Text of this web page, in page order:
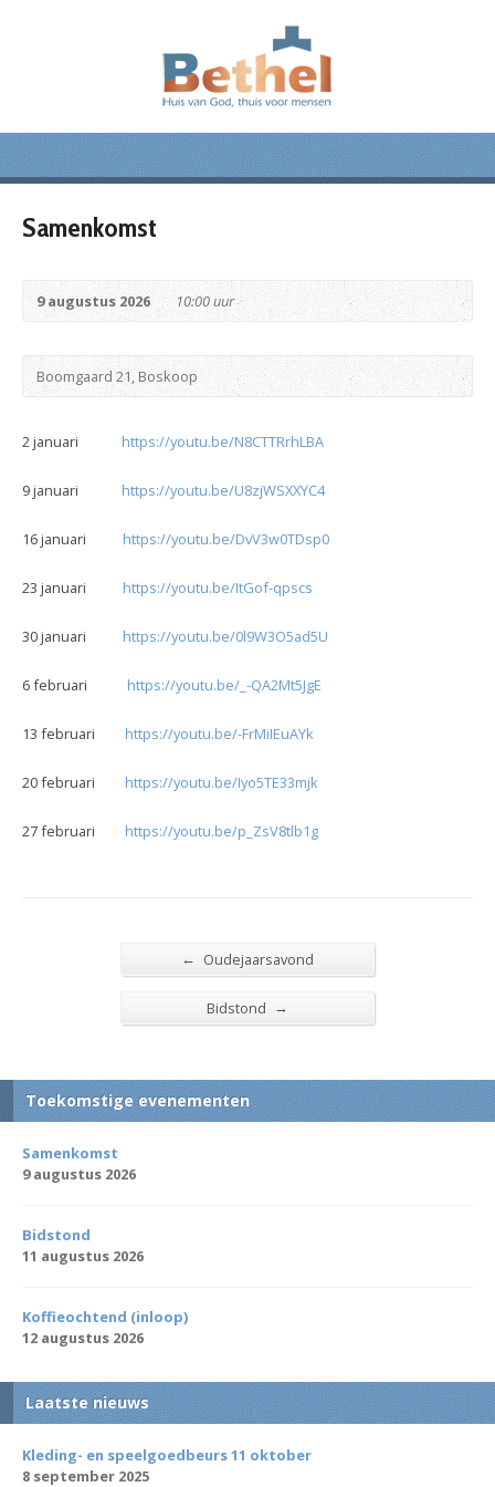
Samenkomst
9 augustus 2026 10:00 uur
Boomgaard 21, Boskoop
2 januari https://youtu.be/N8CTTRrhLBA
9 januari https://youtu.be/U8zjWSXXYC4
16 januari https://youtu.be/DvV3w0TDsp0
23 januari https://youtu.be/ItGof-qpscs
30 januari https://youtu.be/0l9W3O5ad5U
6 februari https://youtu.be/_-QA2Mt5JgE
13 februari https://youtu.be/-FrMiIEuAYk
20 februari https://youtu.be/Iyo5TE33mjk
27 februari https://youtu.be/p_ZsV8tlb1g
← Oudejaarsavond
Bidstond →
Toekomstige evenementen
Samenkomst
9 augustus 2026
Bidstond
11 augustus 2026
Koffieochtend (inloop)
12 augustus 2026
Laatste nieuws
Kleding- en speelgoedbeurs 11 oktober
8 september 2025